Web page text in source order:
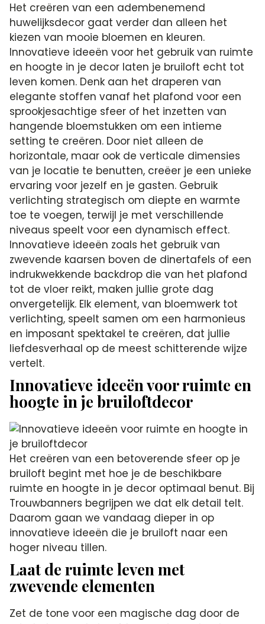
Het creëren van een adembenemend
huwelijksdecor gaat verder dan alleen het
kiezen van mooie bloemen en kleuren.
Innovatieve ideeën voor het gebruik van ruimte
en hoogte in je decor laten je bruiloft echt tot
leven komen. Denk aan het draperen van
elegante stoffen vanaf het plafond voor een
sprookjesachtige sfeer of het inzetten van
hangende bloemstukken om een intieme
setting te creëren. Door niet alleen de
horizontale, maar ook de verticale dimensies
van je locatie te benutten, creëer je een unieke
ervaring voor jezelf en je gasten. Gebruik
verlichting strategisch om diepte en warmte
toe te voegen, terwijl je met verschillende
niveaus speelt voor een dynamisch effect.
Innovatieve ideeën zoals het gebruik van
zwevende kaarsen boven de dinertafels of een
indrukwekkende backdrop die van het plafond
tot de vloer reikt, maken jullie grote dag
onvergetelijk. Elk element, van bloemwerk tot
verlichting, speelt samen om een harmonieus
en imposant spektakel te creëren, dat jullie
liefdesverhaal op de meest schitterende wijze
vertelt.
Innovatieve ideeën voor ruimte en
hoogte in je bruiloftdecor
Het creëren van een betoverende sfeer op je
bruiloft begint met hoe je de beschikbare
ruimte en hoogte in je decor optimaal benut. Bij
Trouwbanners begrijpen we dat elk detail telt.
Daarom gaan we vandaag dieper in op
innovatieve ideeën die je bruiloft naar een
hoger niveau tillen.
Laat de ruimte leven met
zwevende elementen
Zet de tone voor een magische dag door de